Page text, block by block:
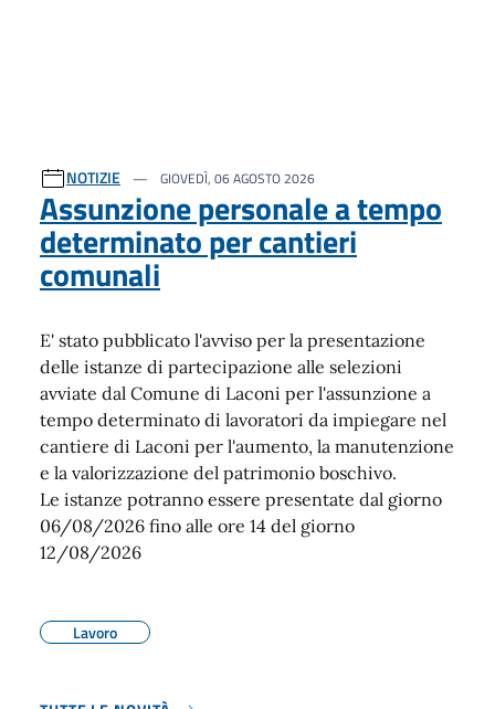
NOTIZIE GIOVEDÌ, 06 AGOSTO 2026
Assunzione personale a tempo
determinato per cantieri
comunali
E' stato pubblicato l'avviso per la presentazione
delle istanze di partecipazione alle selezioni
avviate dal Comune di Laconi per l'assunzione a
tempo determinato di lavoratori da impiegare nel
cantiere di Laconi per l'aumento, la manutenzione
e la valorizzazione del patrimonio boschivo.
Le istanze potranno essere presentate dal giorno
06/08/2026 fino alle ore 14 del giorno
12/08/2026
Lavoro